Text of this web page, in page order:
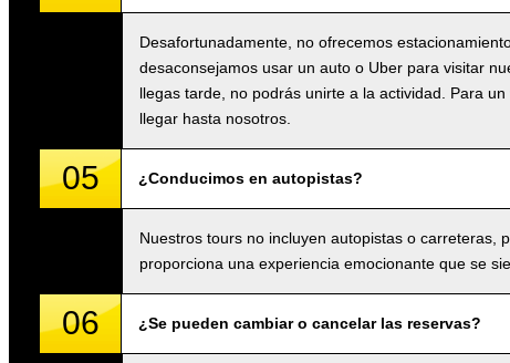
Desafortunadamente, no ofrecemos
desaconsejamos usar un auto o Uber para visitar
llegas tarde, no podrás unirte a la actividad. Para
llegar hasta nosotros.
05 ¿Conducimos en autopistas?
Nuestros tours no incluyen autopistas o carreteras,
proporciona una experiencia emocionante que se
06 ¿Se pueden cambiar o cancelar las reservas?